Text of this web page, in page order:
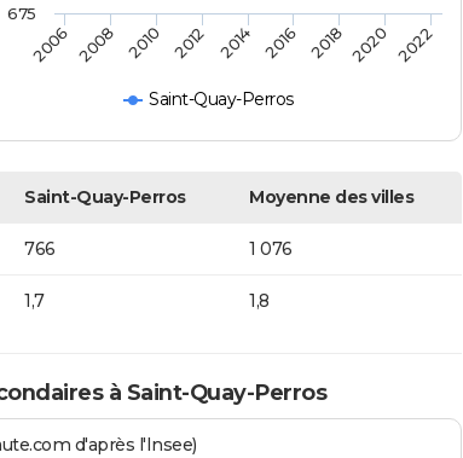
Saint-Quay-Perros
2006 2008 2010 2012 2014 2016 2018 2020 2022
675
Saint-Quay-Perros Moyenne des villes
766 1 076
1,7 1,8
à Saint-Quay-Perros
d'après l'Insee)